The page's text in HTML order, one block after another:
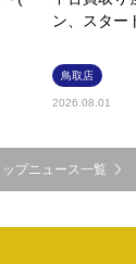
ン、スター
鳥取店
2026.08.01
ップニュース一覧